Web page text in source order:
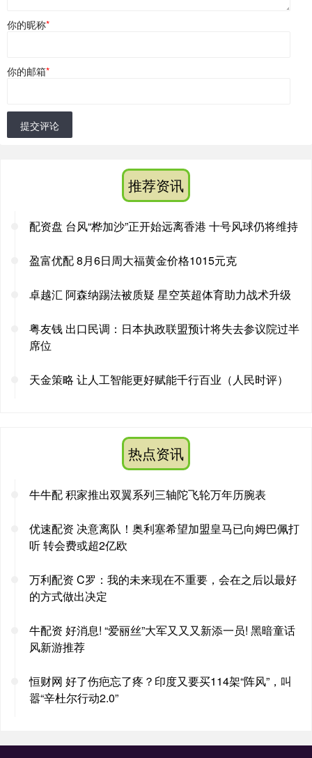
你的昵称*
你的邮箱*
提交评论
推荐资讯
配资盘 台风“桦加沙”正开始远离香港 十号风球仍将维持
盈富优配 8月6日周大福黄金价格1015元克
卓越汇 阿森纳踢法被质疑 星空英超体育助力战术升级
粤友钱 出口民调：日本执政联盟预计将失去参议院过半
席位
天金策略 让人工智能更好赋能千行百业（人民时评）
热点资讯
牛牛配 积家推出双翼系列三轴陀飞轮万年历腕表
优速配资 决意离队！奥利塞希望加盟皇马已向姆巴佩打
听 转会费或超2亿欧
万利配资 C罗：我的未来现在不重要，会在之后以最好
的方式做出决定
牛配资 好消息! “爱丽丝”大军又又又新添一员! 黑暗童话
风新游推荐
恒财网 好了伤疤忘了疼？印度又要买114架“阵风”，叫
嚣“辛杜尔行动2.0”